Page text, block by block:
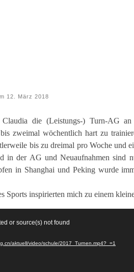
12. März 2018
die (Leistungs-) Turn-AG
zweimal wöchentlich hart zu
bis zu dreimal pro Woche und
in der AG und Neuaufnahmen sind
in Shanghai und Peking wurde
Sports inspirierten mich zu einem
or source(s) not found
aktuell/video/schule/2017_Turnen.mp4?_=1